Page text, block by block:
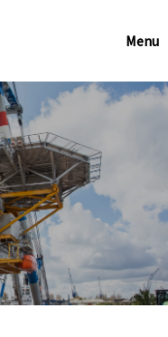
Menu